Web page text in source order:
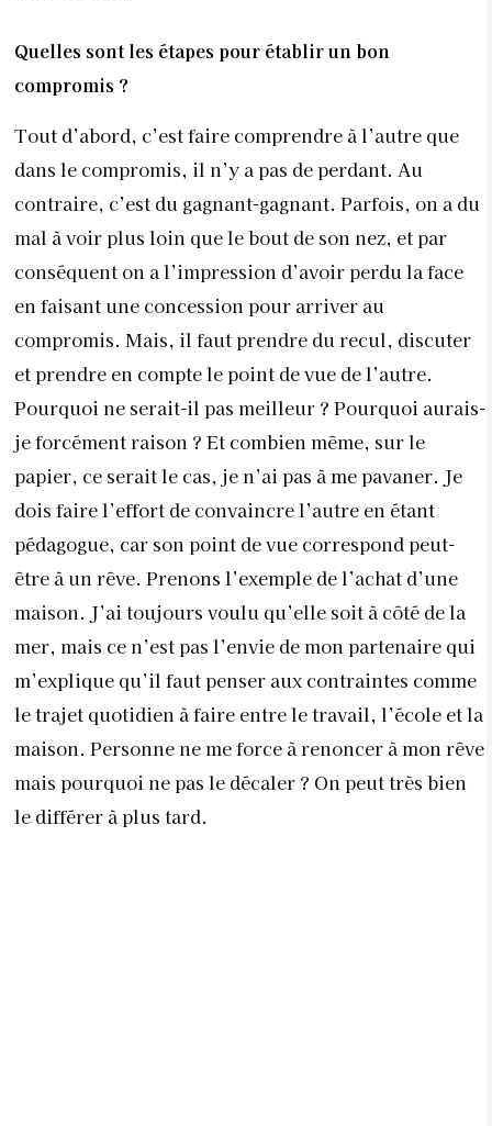
Quelles sont les étapes pour établir un bon
compromis ?
Tout d’abord, c’est faire comprendre à l’autre que
dans le compromis, il n’y a pas de perdant. Au
contraire, c’est du gagnant-gagnant. Parfois, on a du
mal à voir plus loin que le bout de son nez, et par
conséquent on a l’impression d’avoir perdu la face
en faisant une concession pour arriver au
compromis. Mais, il faut prendre du recul, discuter
et prendre en compte le point de vue de l’autre.
Pourquoi ne serait-il pas meilleur ? Pourquoi aurais-
je forcément raison ? Et combien même, sur le
papier, ce serait le cas, je n’ai pas à me pavaner. Je
dois faire l’effort de convaincre l’autre en étant
pédagogue, car son point de vue correspond peut-
être à un rêve. Prenons l’exemple de l’achat d’une
maison. J’ai toujours voulu qu’elle soit à côté de la
mer, mais ce n’est pas l’envie de mon partenaire qui
m’explique qu’il faut penser aux contraintes comme
le trajet quotidien à faire entre le travail, l’école et la
maison. Personne ne me force à renoncer à mon rêve
mais pourquoi ne pas le décaler ? On peut très bien
le différer à plus tard.